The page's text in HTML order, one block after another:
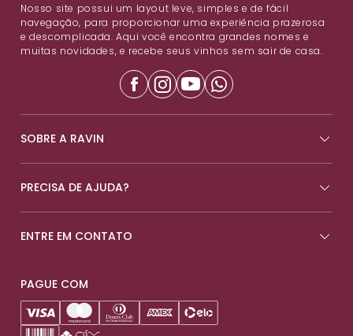
Nosso site possui um layout leve, simples e de fácil
navegação, para proporcionar uma experiência prazerosa
e descomplicada. Aqui você encontra grandes nomes e
muitas novidades, e recebe seus vinhos sem sair de casa.
SOBRE A RAVIN
PRECISA DE AJUDA?
ENTRE EM CONTATO
PAGUE COM